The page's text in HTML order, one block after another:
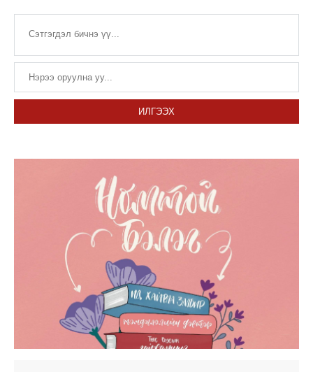
ИЛГЭЭХ